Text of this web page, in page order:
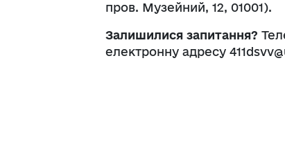
пров. Музейний, 12, 01001).
Залишилися запитання?
електронну адресу